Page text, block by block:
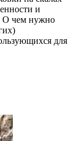
и
О чем нужно
для